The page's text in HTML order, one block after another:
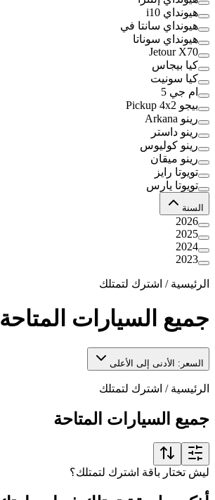
هيونداي i10
هيونداي سانتا في
هيونداي سوناتا
Jetour X70
كيا بيجاس
كيا سونيت
ام جي 5
بيجو Pickup 4x2
رينو Arkana
رينو داستر
رينو كوليوس
رينو ميقان
تويوتا رايز
تويوتا يارس
السنة
2026
2025
2024
2023
الرئيسية / اشترك لتمتلك
جميع السيارات المتاحة
السعر: الأدنى إلى الأعلى
الرئيسية / اشترك لتمتلك
جميع السيارات المتاحة
ليش تختار باقة اشترك لتمتلك؟